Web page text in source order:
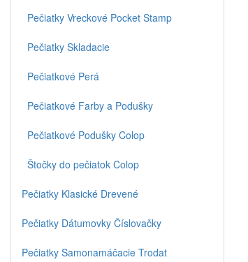
Pečiatky Vreckové Pocket Stamp
Pečiatky Skladacie
Pečiatkové Perá
Pečiatkové Farby a Podušky
Pečiatkové Podušky Colop
Štočky do pečiatok Colop
Pečiatky Klasické Drevené
Pečiatky Dátumovky Číslovačky
Pečiatky Samonamáčacie Trodat